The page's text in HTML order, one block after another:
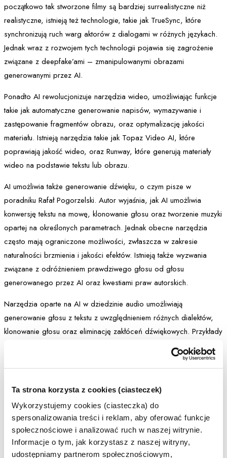
Ta strona korzysta z cookies (ciasteczek)
Wykorzystujemy cookies (ciasteczka) do
spersonalizowania treści i reklam, aby oferować funkcje
społecznościowe i analizować ruch w naszej witrynie.
Informacje o tym, jak korzystasz z naszej witryny,
udostępniamy partnerom społecznościowym,
początkowo tak stworzone filmy są bardziej surrealistyczne niż
realistyczne, istnieją też technologie, takie jak TrueSync, które
synchronizują ruch warg aktorów z dialogami w różnych językach.
Jednak wraz z rozwojem tych technologii pojawia się zagrożenie
związane z deepfake’ami – zmanipulowanymi obrazami
generowanymi przez AI.
Ponadto AI rewolucjonizuje narzędzia wideo, umożliwiając funkcje
takie jak automatyczne generowanie napisów, wymazywanie i
zastępowanie fragmentów obrazu, oraz optymalizację jakości
materiału. Istnieją narzędzia takie jak Topaz Video AI, które
poprawiają jakość wideo, oraz Runway, które generują materiały
wideo na podstawie tekstu lub obrazu.
AI umożliwia także generowanie dźwięku, o czym pisze w
poradniku Rafał Pogorzelski. Autor wyjaśnia, jak AI umożliwia
konwersję tekstu na mowę, klonowanie głosu oraz tworzenie muzyki
opartej na określonych parametrach. Jednak obecne narzędzia
często mają ograniczone możliwości, zwłaszcza w zakresie
naturalności brzmienia i jakości efektów. Istnieją także wyzwania
związane z odróżnieniem prawdziwego głosu od głosu
generowanego przez AI oraz kwestiami praw autorskich.
Narzędzia oparte na AI w dziedzinie audio umożliwiają
generowanie głosu z tekstu z uwzględnieniem różnych dialektów,
klonowanie głosu oraz eliminację zakłóceń dźwiękowych. Przykłady
wykorzystania obejmują podcasty, które „mówią się same” oraz
utwory muzyczne stworzone z użyciem AI, takie jak piosenki Davida
się pytania dotyczące praw autorskich.
Twórcy internetowi i procesy
Sztuczna inteligencja (AI) oferuje zaawansowane narzędzia do
edycji i personalizacji treści. Anita Treścińska podkreśla w